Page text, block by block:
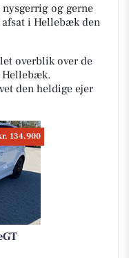
og gerne
i Hellebæk den
overblik over de
den heldige ejer
134.900